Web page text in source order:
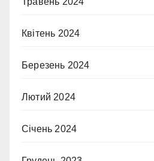
Квітень 2024
Березень 2024
Лютий 2024
Січень 2024